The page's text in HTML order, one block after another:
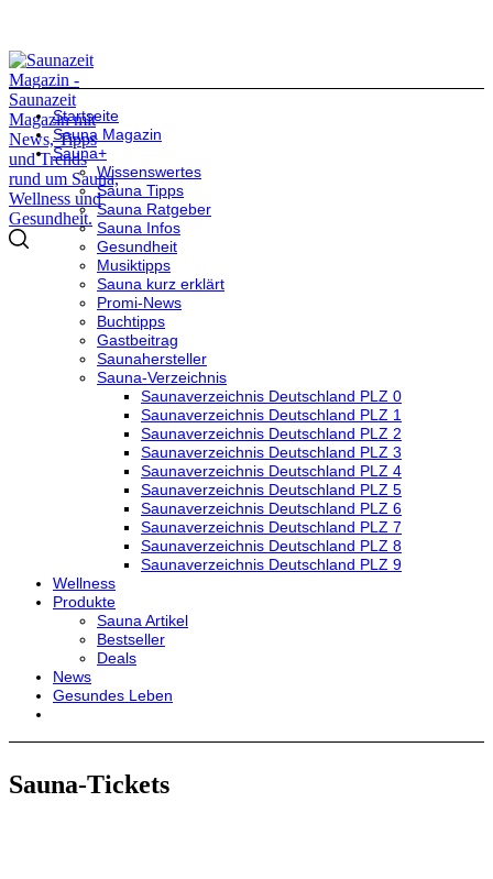
Startseite
Sauna Magazin
Sauna+
Wissenswertes
Sauna Tipps
Sauna Ratgeber
Sauna Infos
Gesundheit
Musiktipps
Sauna kurz erklärt
Promi-News
Buchtipps
Gastbeitrag
Saunahersteller
Sauna-Verzeichnis
Saunaverzeichnis Deutschland PLZ 0
Saunaverzeichnis Deutschland PLZ 1
Saunaverzeichnis Deutschland PLZ 2
Saunaverzeichnis Deutschland PLZ 3
Saunaverzeichnis Deutschland PLZ 4
Saunaverzeichnis Deutschland PLZ 5
Saunaverzeichnis Deutschland PLZ 6
Saunaverzeichnis Deutschland PLZ 7
Saunaverzeichnis Deutschland PLZ 8
Saunaverzeichnis Deutschland PLZ 9
Wellness
Produkte
Sauna Artikel
Bestseller
Deals
News
Gesundes Leben
Sauna-Tickets